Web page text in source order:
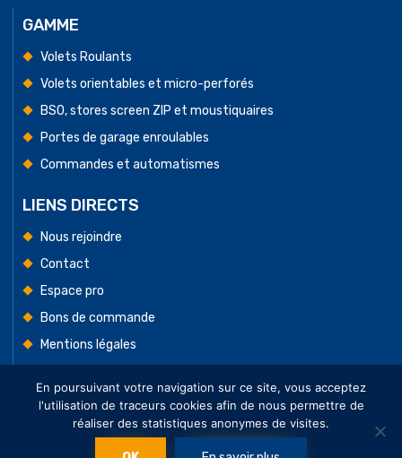
Production
GAMME
Volets Roulants
Volets orientables et micro-perforés
BSO, stores screen ZIP et moustiquaires
Portes de garage enroulables
Commandes et automatismes
LIENS DIRECTS
Nous rejoindre
Contact
Espace pro
Bons de commande
Mentions légales
En poursuivant votre navigation sur ce site, vous acceptez
l'utilisation de traceurs cookies afin de nous permettre de
réaliser des statistiques anonymes de visites.